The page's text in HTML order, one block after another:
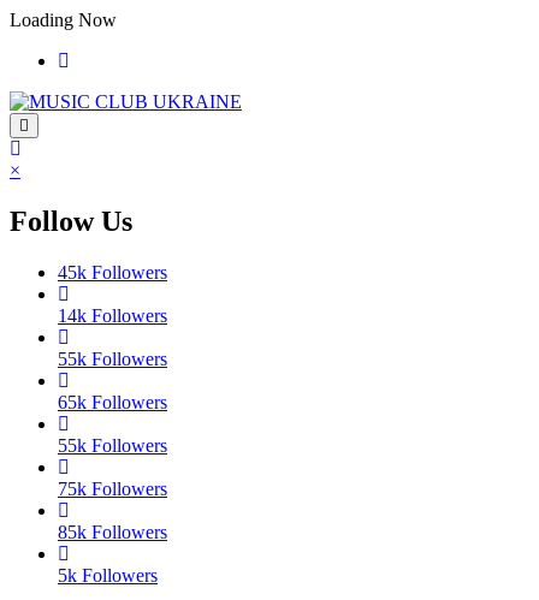
Перейти
контенту
Loading Now
×
Follow Us
45k Followers
14k Followers
55k Followers
65k Followers
55k Followers
75k Followers
85k Followers
5k Followers